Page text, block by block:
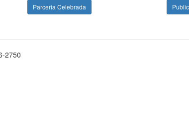
Parceria Celebrada
2750